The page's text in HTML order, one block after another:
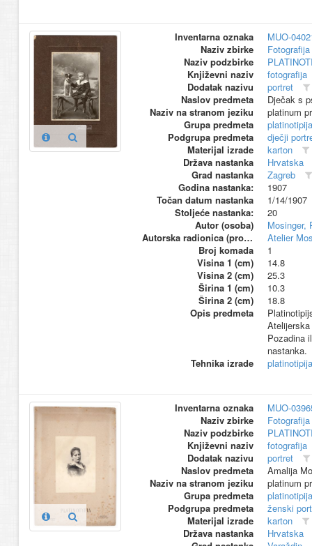
Inventarna oznaka
MUO-
Naziv zbirke
Naziv podzbirke
Književni naziv
fotografija
Dodatak nazivu
portret
Naslov predmeta
Dječak s
Naziv na stranom jeziku
platinum
Grupa predmeta
platinotipija
Podgrupa predmeta
dječji
Materijal izrade
karton
Država nastanka
Hrvatska
Grad nastanka
Zagreb
Godina nastanka:
1907
Točan datum nastanka
1/14/1907
Stoljeće nastanka:
20
Autor (osoba)
Mosinger,
Autorska radionica (proizvođač)
Atelier
Broj komada
1
Visina 1 (cm)
14.8
Visina 2 (cm)
25.3
Širina 1 (cm)
10.3
Širina 2 (cm)
18.8
Opis predmeta
Pozadina
nastanka.
Tehnika izrade
platinotipija
Inventarna oznaka
MUO-
Naziv zbirke
Naziv podzbirke
Književni naziv
fotografija
Dodatak nazivu
portret
Naslov predmeta
Amalija
Naziv na stranom jeziku
platinum
Grupa predmeta
platinotipija
Podgrupa predmeta
ženski
Materijal izrade
karton
Država nastanka
Hrvatska